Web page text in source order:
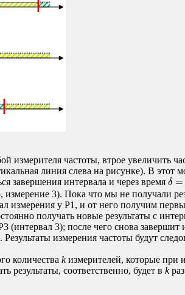
частоты, втрое увеличить
линия слева на рисунке). В
завершения интервала и через времяδ =
δ=τ/
3). Пока что мы не получали
измерения у P1, и от него получим
получать новые результаты с
(интервал 3); после чего снова
Результаты измерения частоты будут
количества kизмерителей, которые при
результаты, соответственно, будет в k